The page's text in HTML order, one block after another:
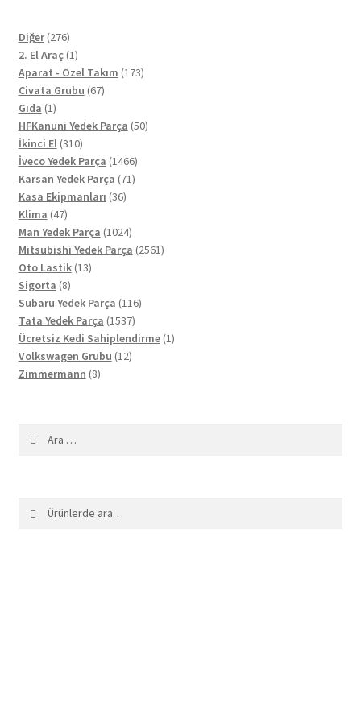
Diğer 276276
ürün
2. El Araç 11
ürün
Aparat - Özel Takım 173173
Civata Grubu 6767
Gıda 11
ürün
HFKanuni Yedek Parça 5050
İkinci El 310310
ürün
İveco Yedek Parça 14661466
ürün
Karsan Yedek Parça 7171
Kasa Ekipmanları 3636
Klima 4747
ürün
Man Yedek Parça 10241024
ürün
Mitsubishi Yedek Parça 25612561
Oto Lastik 1313
Sigorta 88
ürün
Subaru Yedek Parça 116116
Tata Yedek Parça 15371537
ürün
Ücretsiz Kedi Sahiplendirme 11
Volkswagen Grubu 1212
Zimmermann 88